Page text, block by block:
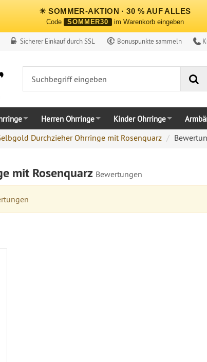
☀ SOMMER-AKTION · 30 % AUF ALLES
Code SOMMER30 im Warenkorb eingeben
Sicherer Einkauf durch SSL Bonuspunkte sammeln
Herren Ohrringe Kinder Ohrringe
Durchzieher Ohrringe mit Rosenquarz
mit Rosenquarz Bewertungen